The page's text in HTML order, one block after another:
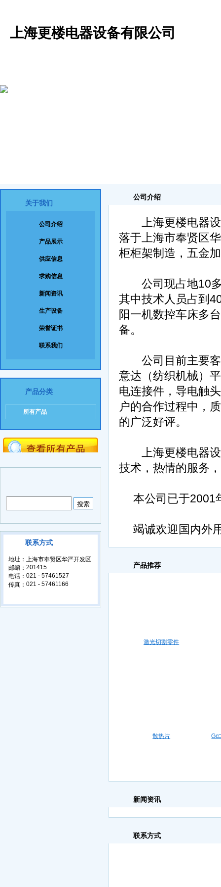
上海更楼电器设备有限公司
关于我们
公司介绍
产品展示
供应信息
求购信息
新闻资讯
生产设备
荣誉证书
联系我们
产品分类
所有产品
联系方式
地址： 上海市奉贤区华严开发区
邮编： 201415
电话： 021 - 57461527
传真： 021 - 57461166
公司介绍
上海更楼电器设
落于上海市奉贤区
柜柜架制造，五金
公司现占地10多
其中技术人员占到
阳一机数控车床多
备。
公司目前主要客
意达（纺织机械）
电连接件，导电触
户的合作过程中，
的广泛好评。
上海更楼电器设
技术，热情的服务
本公司已于2001
竭诚欢迎国内外
产品推荐
激光切割零件
散热片
新闻资讯
联系方式